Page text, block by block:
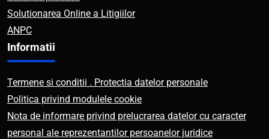
Solutionarea Online a Litigiilor
ANPC
Informatii
Termene si conditii . Protectia datelor personale
Politica privind modulele cookie
Nota de informare privind prelucrarea datelor cu caracter
personal ale reprezentantilor persoanelor juridice